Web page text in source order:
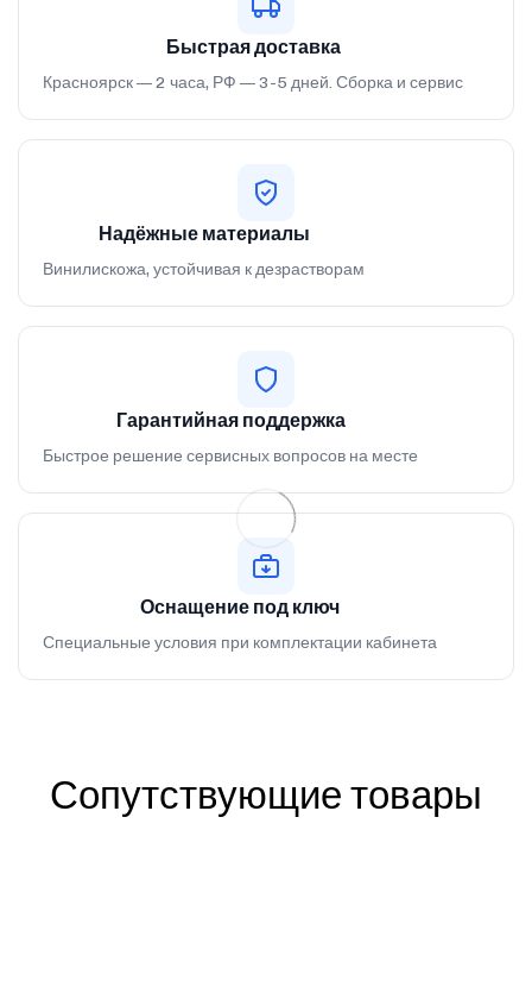
Быстрая доставка
Красноярск — 2 часа, РФ — 3-5 дней. Сборка и сервис
Надёжные материалы
Винилискожа, устойчивая к дезрастворам
Гарантийная поддержка
Быстрое решение сервисных вопросов на месте
Оснащение под ключ
Специальные условия при комплектации кабинета
Сопутствующие товары